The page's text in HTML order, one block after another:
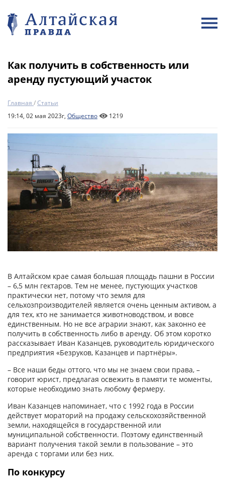
Как получить в собственность или
аренду пустующий участок
Главная /Статьи
19:14, 02 мая 2023г, Общество 1219
В Алтайском крае самая большая площадь пашни в России
– 6,5 млн гектаров. Тем не менее, пустующих участков
практически нет, потому что земля для
сельхозпроизводителей является очень ценным активом, а
для тех, кто не занимается животноводством, и вовсе
единственным. Но не все аграрии знают, как законно ее
получить в собственность либо в аренду. Об этом коротко
рассказывает Иван Казанцев, руководитель юридического
предприятия «Безруков, Казанцев и партнёры».
– Все наши беды оттого, что мы не знаем свои права, –
говорит юрист, предлагая освежить в памяти те моменты,
которые необходимо знать любому фермеру.
Иван Казанцев напоминает, что с 1992 года в России
действует мораторий на продажу сельскохозяйственной
земли, находящейся в государственной или
муниципальной собственности. Поэтому единственный
вариант получения такой земли в пользование – это
аренда с торгами или без них.
По конкурсу